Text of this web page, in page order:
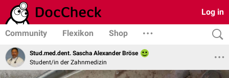
Log in
Community Flexikon Shop
Stud.med.dent. Sascha Alexander Bröse
Student/in der Zahnmedizin